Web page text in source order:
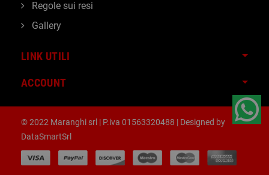
LINK UTILI
ACCOUNT
Regole sui resi
Gallery
© 2022 Maranghi srl | P.iva 01563320488 | Designed by
DataSmartSrl